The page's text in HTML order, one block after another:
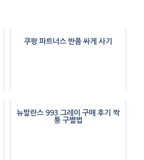
쿠팡 파트너스 반품 싸게 사기
뉴발란스 993 그레이 구매 후기 짝
퉁 구별법